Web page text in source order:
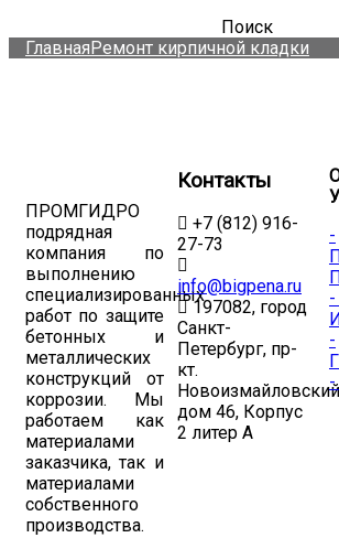
Поиск
ГлавнаяРемонт кирпичной кладки
ПРОМГИДРО
подрядная
компания по
выполнению
специализированных
работ по защите
бетонных и
металлических
конструкций от
коррозии. Мы
работаем как
материалами
заказчика, так и
материалами
собственного
производства.
Контакты
+7 (812) 916-
27-73
info@bigpena.ru
197082, город
Санкт-
Петербург, пр-
кт.
дом 46, Корпус
2 литер А
-
-